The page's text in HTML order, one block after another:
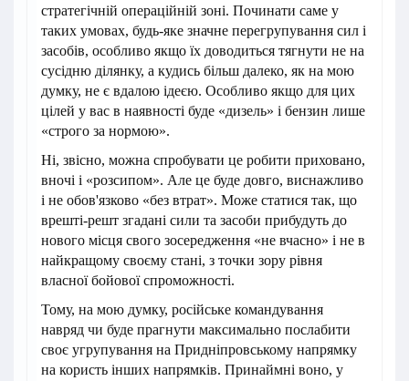
стратегічній операційній зоні. Починати саме у
таких умовах, будь-яке значне перегрупування сил і
засобів, особливо якщо їх доводиться тягнути не на
сусідню ділянку, а кудись більш далеко, як на мою
думку, не є вдалою ідеєю. Особливо якщо для цих
цілей у вас в наявності буде «дизель» і бензин лише
«строго за нормою».
Ні, звісно, можна спробувати це робити приховано,
вночі і «розсипом». Але це буде довго, виснажливо
і не обов'язково «без втрат». Може статися так, що
врешті-решт згадані сили та засоби прибудуть до
нового місця свого зосередження «не вчасно» і не в
найкращому своєму стані, з точки зору рівня
власної бойової спроможності.
Тому, на мою думку, російське командування
навряд чи буде прагнути максимально послабити
своє угрупування на Придніпровському напрямку
на користь інших напрямків. Принаймні воно, у